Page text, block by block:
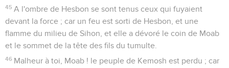
45 A l'ombre de Hesbon se sont tenus ceux qui fuyaient
devant la force ; car un feu est sorti de Hesbon, et une
flamme du milieu de Sihon, et elle a dévoré le coin de Moab
et le sommet de la tête des fils du tumulte.
46 Malheur à toi, Moab ! le peuple de Kemosh est perdu ; car